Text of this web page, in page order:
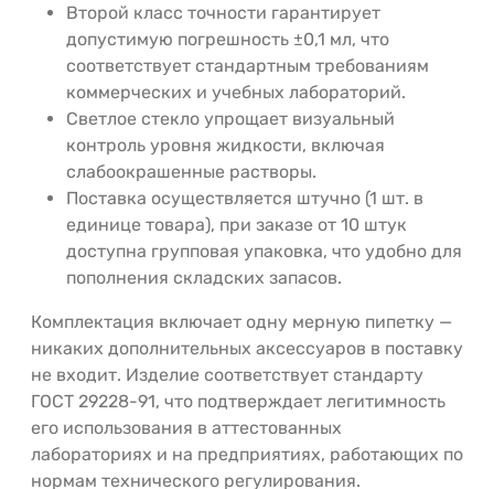
Второй класс точности гарантирует
допустимую погрешность ±0,1 мл, что
соответствует стандартным требованиям
коммерческих и учебных лабораторий.
Светлое стекло упрощает визуальный
контроль уровня жидкости, включая
слабоокрашенные растворы.
Поставка осуществляется штучно (1 шт. в
единице товара), при заказе от 10 штук
доступна групповая упаковка, что удобно для
пополнения складских запасов.
Комплектация включает одну мерную пипетку —
никаких дополнительных аксессуаров в поставку
не входит. Изделие соответствует стандарту
ГОСТ 29228-91, что подтверждает легитимность
его использования в аттестованных
лабораториях и на предприятиях, работающих по
нормам технического регулирования.